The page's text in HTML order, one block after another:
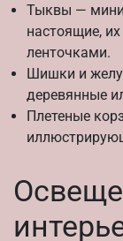
Тыквы —
настоящие,
ленточками.
Шишки и
деревянные
Плетеные